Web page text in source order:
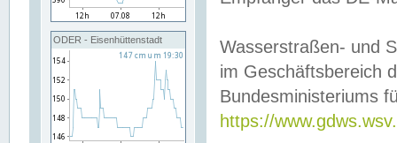
ODER - Eisenhüttenstadt
Wasserstraßen- und
im Geschäftsbereich
Bundesministeriums
https://